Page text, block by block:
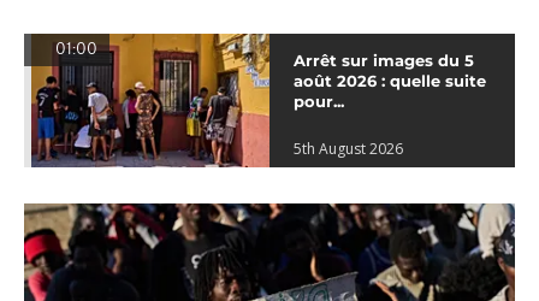
01:00
Arrêt sur images du 5
août 2026 : quelle suite
pour...
5th August 2026